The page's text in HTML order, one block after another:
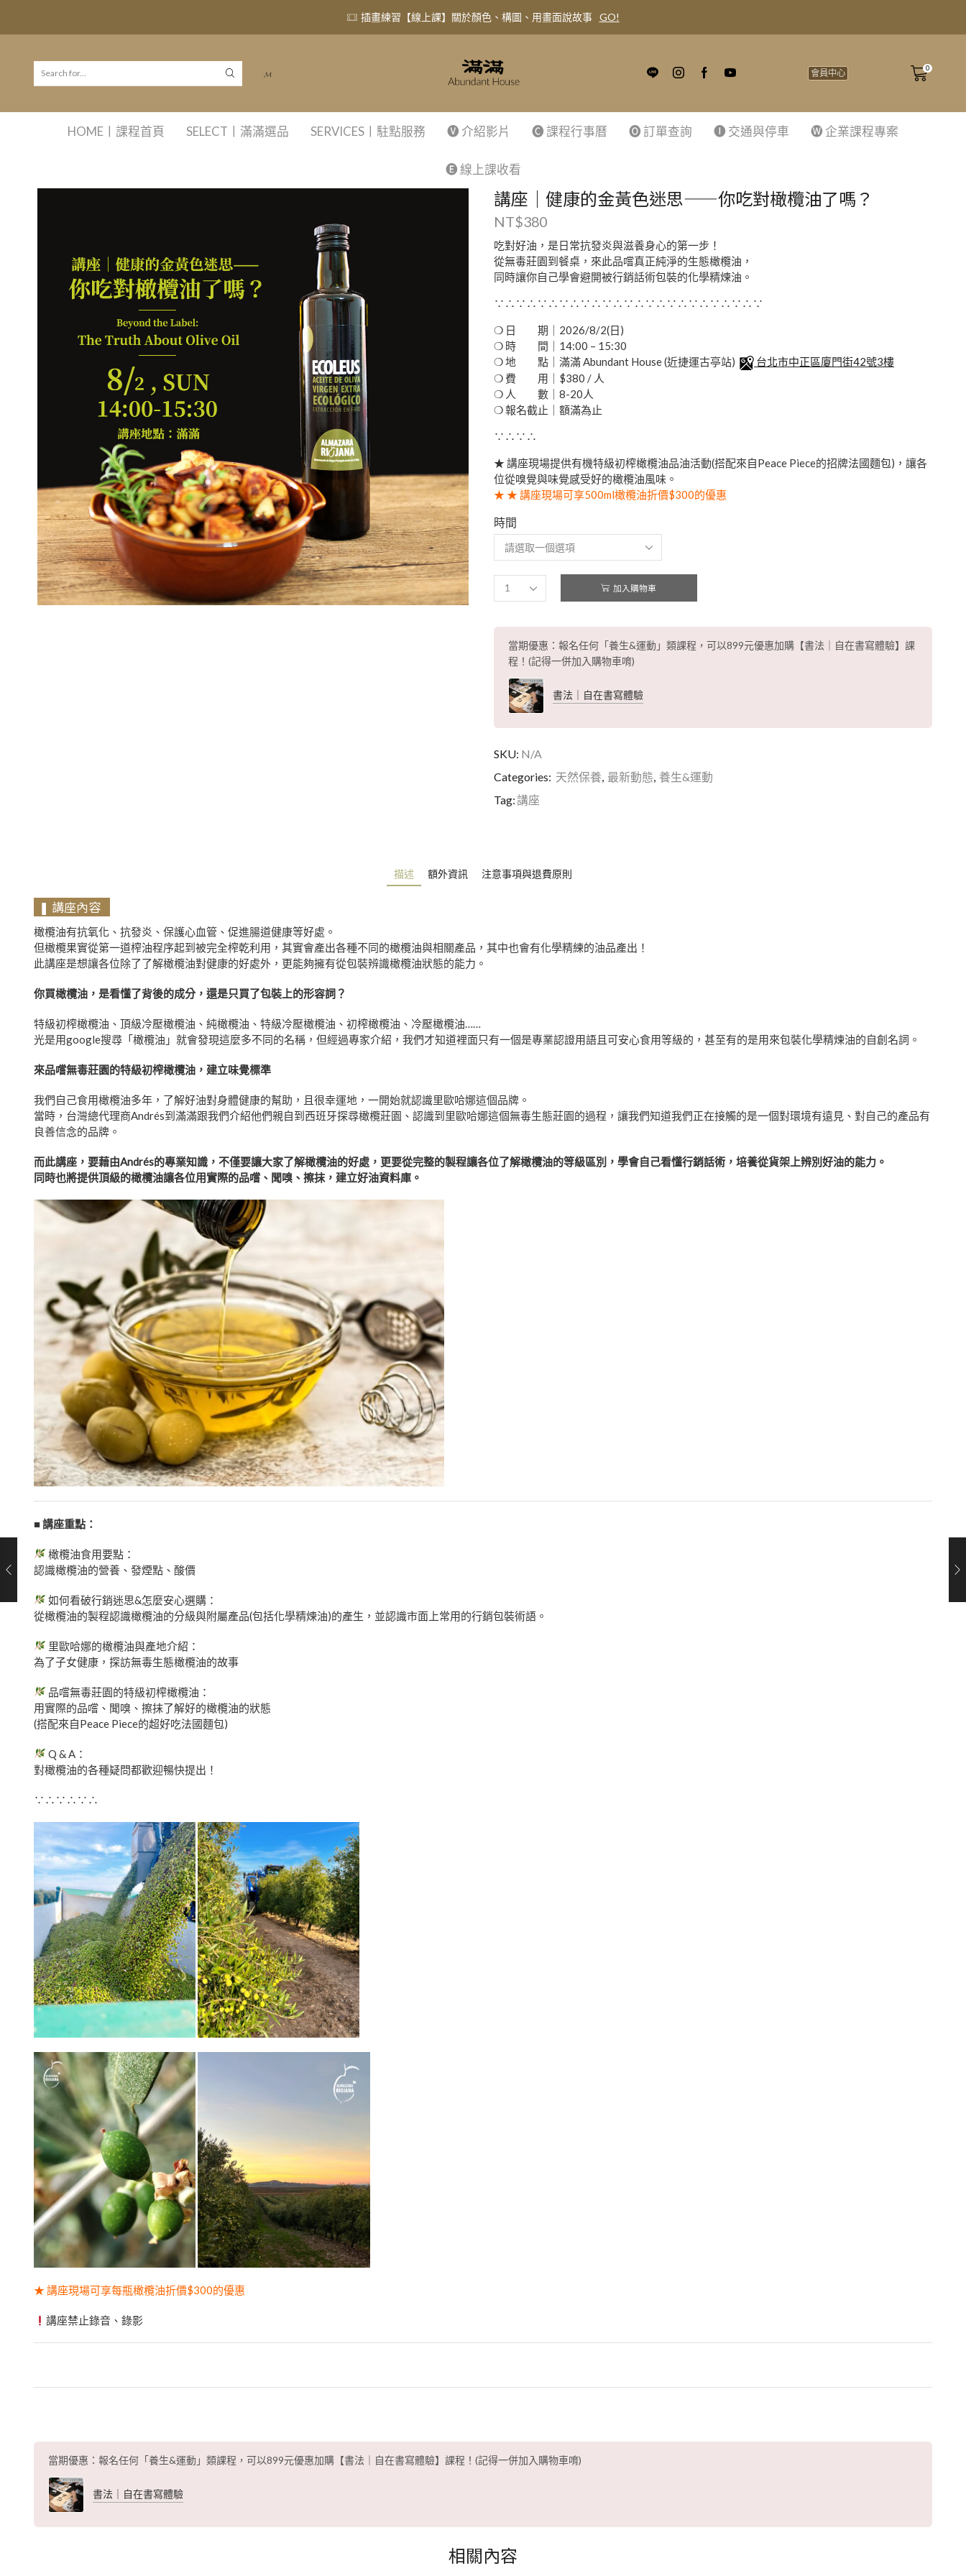
插畫練習【線上課】關於顏色、構圖、用畫面說故事 GO!
𝓜 會員中心 0
HOME丨課程首頁 SELECT丨滿滿選品 SERVICES丨駐點服務 🅥 介紹影片 🅒 課程行事曆 🅞 訂單查詢 🅘 交通與停車 🅦 企業課程專案
🅔 線上課收看
講座｜健康的金黃色迷思——你吃對橄欖油了嗎？
NT$380
吃對好油，是日常抗發炎與滋養身心的第一步！
從無毒莊園到餐桌，來此品嚐真正純淨的生態橄欖油，
同時讓你自己學會避開被行銷話術包裝的化學精煉油。
∵∴∵∴∵∴∵∴∵∴∵∴∵∴∵∴∵∴∵∴∵∴∵∴∵
❍ 日 期｜2026/8/2(日)
❍ 時 間｜14:00 – 15:30
❍ 地 點｜滿滿 Abundant House (近捷運古亭站)
台北市中正區廈門街42號3樓
❍ 費 用｜$380 / 人
❍ 人 數｜8-20人
❍ 報名截止｜額滿為止
∵∴∵∴
★ 講座現場提供有機特級初榨橄欖油品油活動(搭配來自Peace Piece的招牌法國麵包)，讓各
位從嗅覺與味覺感受好的橄欖油風味。
★ ★ 講座現場可享500ml橄欖油折價$300的優惠
時間
加入購物車
當期優惠：報名任何「養生&運動」類課程，可以899元優惠加購【書法｜自在書寫體驗】課
程！(記得一併加入購物車唷)
書法｜自在書寫體驗
SKU: N/A
Categories: 天然保養, 最新動態, 養生&運動
Tag:講座
描述 額外資訊 注意事項與退費原則
❚ 講座內容
橄欖油有抗氧化、抗發炎、保護心血管、促進腸道健康等好處。
但橄欖果實從第一道榨油程序起到被完全榨乾利用，其實會產出各種不同的橄欖油與相關產品，其中也會有化學精練的油品產出！
此講座是想讓各位除了了解橄欖油對健康的好處外，更能夠擁有從包裝辨識橄欖油狀態的能力。
你買橄欖油，是看懂了背後的成分，還是只買了包裝上的形容詞？
特級初榨橄欖油、頂級冷壓橄欖油、純橄欖油、特級冷壓橄欖油、初榨橄欖油、冷壓橄欖油……
光是用google搜尋「橄欖油」就會發現這麼多不同的名稱，但經過專家介紹，我們才知道裡面只有一個是專業認證用語且可安心食用等級的，甚至有的是用來包裝化學精煉油的自創名詞。
來品嚐無毒莊園的特級初榨橄欖油，建立味覺標準
我們自己食用橄欖油多年，了解好油對身體健康的幫助，且很幸運地，一開始就認識里歐哈娜這個品牌。
當時，台灣總代理商Andrés到滿滿跟我們介紹他們親自到西班牙探尋橄欖莊園、認識到里歐哈娜這個無毒生態莊園的過程，讓我們知道我們正在接觸的是一個對環境有遠見、對自己的產品有
良善信念的品牌。
而此講座，要藉由Andrés的專業知識，不僅要讓大家了解橄欖油的好處，更要從完整的製程讓各位了解橄欖油的等級區別，學會自己看懂行銷話術，培養從貨架上辨別好油的能力。
同時也將提供頂級的橄欖油讓各位用實際的品嚐、聞嗅、擦抹，建立好油資料庫。
■ 講座重點：
橄欖油食用要點：
認識橄欖油的營養、發煙點、酸價
如何看破行銷迷思&怎麼安心選購：
從橄欖油的製程認識橄欖油的分級與附屬產品(包括化學精煉油)的產生，並認識市面上常用的行銷包裝術語。
里歐哈娜的橄欖油與產地介紹：
為了子女健康，探訪無毒生態橄欖油的故事
品嚐無毒莊園的特級初榨橄欖油：
用實際的品嚐、聞嗅、擦抹了解好的橄欖油的狀態
(搭配來自Peace Piece的超好吃法國麵包)
Q & A：
對橄欖油的各種疑問都歡迎暢快提出！
∵∴∵∴∵∴
★ 講座現場可享每瓶橄欖油折價$300的優惠
講座禁止錄音、錄影
當期優惠：報名任何「養生&運動」類課程，可以899元優惠加購【書法｜自在書寫體驗】課程！(記得一併加入購物車唷)
書法｜自在書寫體驗
相關內容